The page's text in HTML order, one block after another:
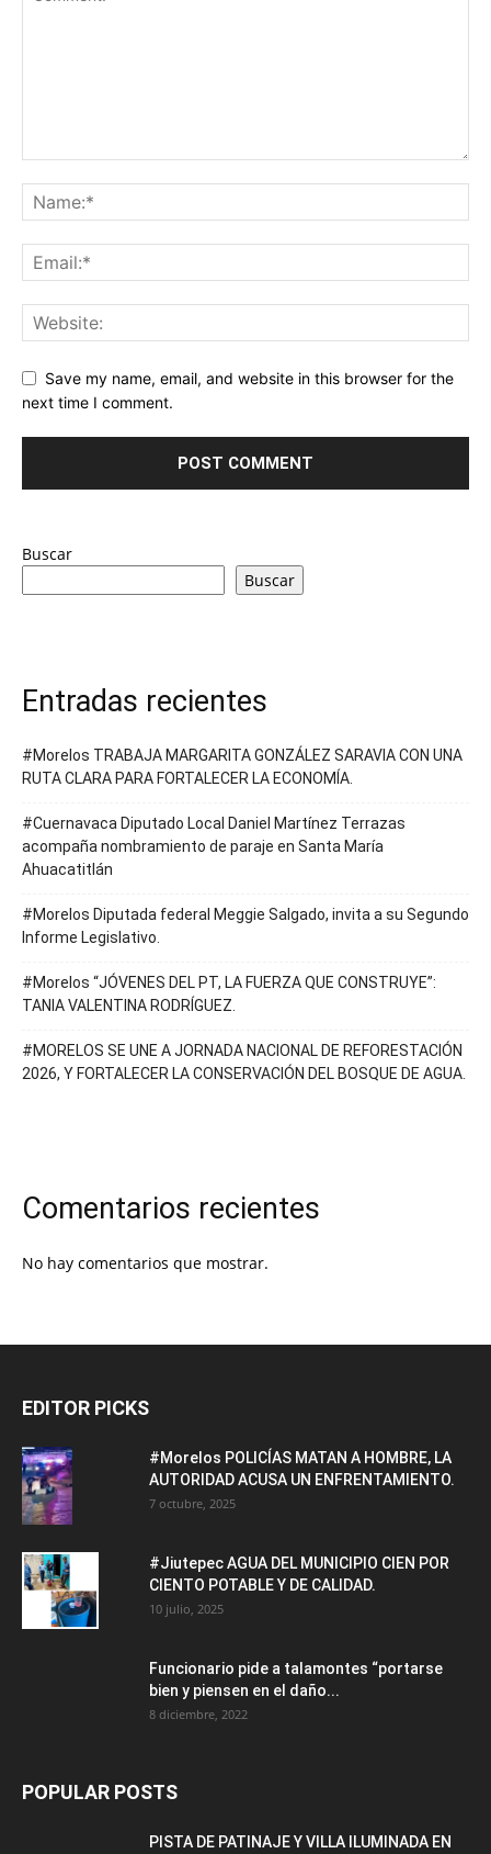
Save my name, email, and website in this browser for the
next time I comment.
Buscar
Buscar
Entradas recientes
#Morelos TRABAJA MARGARITA GONZÁLEZ SARAVIA CON UNA
RUTA CLARA PARA FORTALECER LA ECONOMÍA.
#Cuernavaca Diputado Local Daniel Martínez Terrazas
acompaña nombramiento de paraje en Santa María
Ahuacatitlán
#Morelos Diputada federal Meggie Salgado, invita a su Segundo
Informe Legislativo.
#Morelos “JÓVENES DEL PT, LA FUERZA QUE CONSTRUYE”:
TANIA VALENTINA RODRÍGUEZ.
#MORELOS SE UNE A JORNADA NACIONAL DE REFORESTACIÓN
2026, Y FORTALECER LA CONSERVACIÓN DEL BOSQUE DE AGUA.
Comentarios recientes
No hay comentarios que mostrar.
EDITOR PICKS
#Morelos POLICÍAS MATAN A HOMBRE, LA
AUTORIDAD ACUSA UN ENFRENTAMIENTO.
7 octubre, 2025
#Jiutepec AGUA DEL MUNICIPIO CIEN POR
CIENTO POTABLE Y DE CALIDAD.
10 julio, 2025
Funcionario pide a talamontes “portarse
bien y piensen en el daño...
8 diciembre, 2022
POPULAR POSTS
PISTA DE PATINAJE Y VILLA ILUMINADA EN